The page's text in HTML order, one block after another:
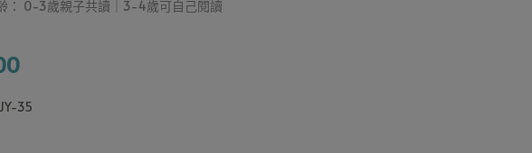
： 0-3歲親子共讀｜3-4歲可自己閱讀
JY-35